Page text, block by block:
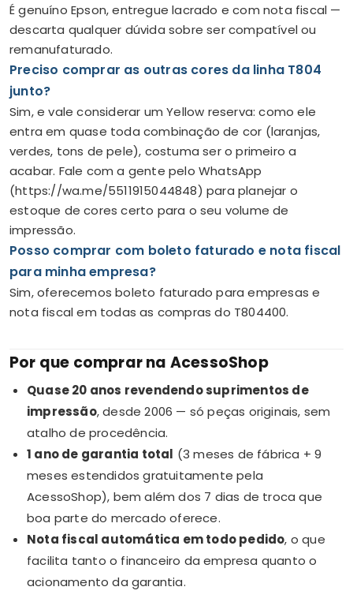
É genuíno Epson, entregue lacrado e com nota fiscal —
descarta qualquer dúvida sobre ser compatível ou
remanufaturado.
Preciso comprar as outras cores da linha T804
junto?
Sim, e vale considerar um Yellow reserva: como ele
entra em quase toda combinação de cor (laranjas,
verdes, tons de pele), costuma ser o primeiro a
acabar. Fale com a gente pelo WhatsApp
(https://wa.me/5511915044848) para planejar o
estoque de cores certo para o seu volume de
impressão.
Posso comprar com boleto faturado e nota fiscal
para minha empresa?
Sim, oferecemos boleto faturado para empresas e
nota fiscal em todas as compras do T804400.
Por que comprar na AcessoShop
Quase 20 anos revendendo suprimentos de
impressão, desde 2006 — só peças originais, sem
atalho de procedência.
1 ano de garantia total (3 meses de fábrica + 9
meses estendidos gratuitamente pela
AcessoShop), bem além dos 7 dias de troca que
boa parte do mercado oferece.
Nota fiscal automática em todo pedido, o que
facilita tanto o financeiro da empresa quanto o
acionamento da garantia.